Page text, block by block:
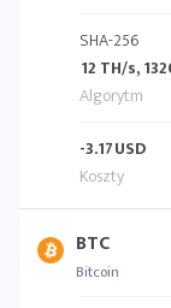
SHA-256
12 TH/s,
-3.17USD
BTC
Bitcoin